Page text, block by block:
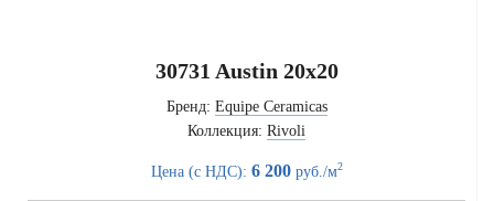
30731 Austin 20x20
Бренд: Equipe Ceramicas
Коллекция: Rivoli
Цена (с НДС): 6 200руб./м2